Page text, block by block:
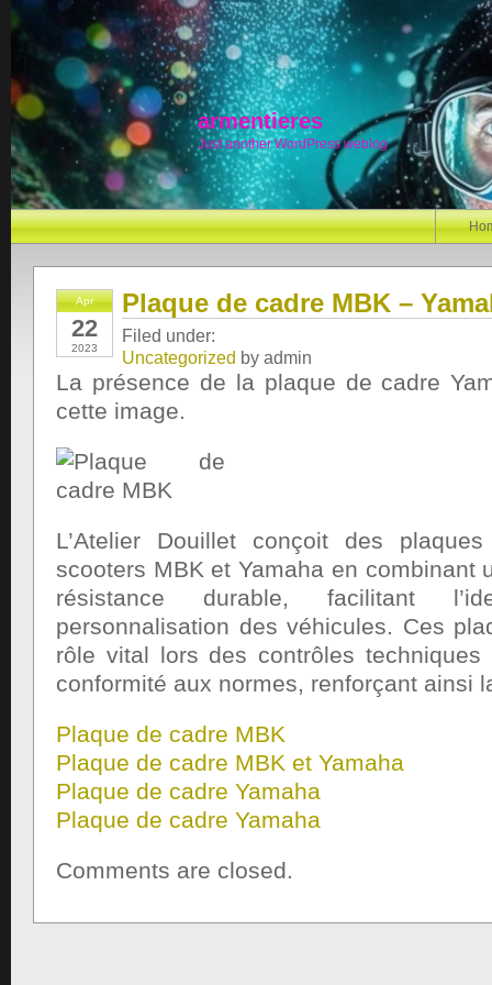
armentieres
Just another WordPress weblog
Apr
22
2023
Plaque de cadre MBK –
Filed under:
Uncategorized by admin
La présence de la plaque de cadre
cette image.
L’Atelier Douillet conçoit des
scooters MBK et Yamaha en combinant
résistance durable, facilitant
personnalisation des véhicules. Ces
rôle vital lors des contrôles techniques
conformité aux normes, renforçant ainsi
Plaque de cadre MBK
Plaque de cadre MBK et Yamaha
Plaque de cadre Yamaha
Plaque de cadre Yamaha
Comments are closed.